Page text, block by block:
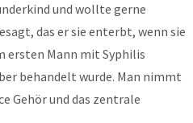
und wollte gerne
das er sie enterbt, wenn sie
ersten Mann mit Syphilis
behandelt wurde. Man nimmt
Gehör und das zentrale